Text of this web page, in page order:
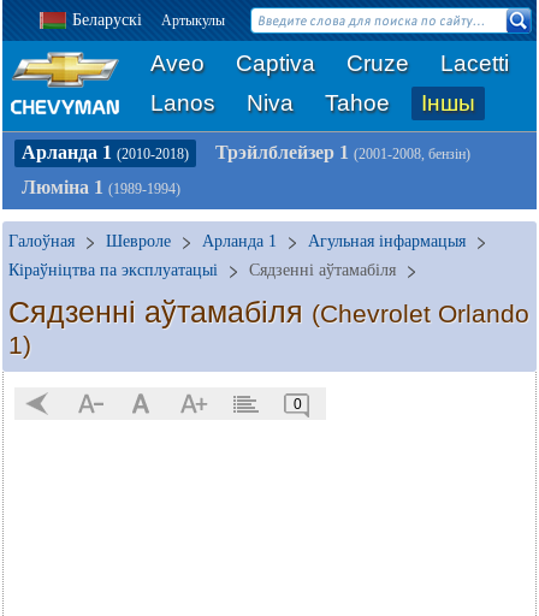
Беларускі Артыкулы
Aveo Captiva Cruze
Lacetti
Lanos
Niva Tahoe Іншы
Арланда 1 (2010-2018) Трэйлблейзер 1 (2001-2008, бензін)
Люміна 1 (1989-1994)
Галоўная Шевроле Арланда 1
Агульная інфармацыя
Кіраўніцтва па эксплуатацыі
Сядзенні аўтамабіля
Сядзенні аўтамабіля (Chevrolet Orlando
1)
0